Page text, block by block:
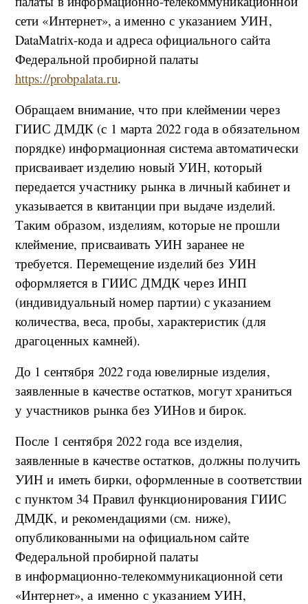
сети «Интернет», а именно с указанием УИН,
DataMatrix-кода и адреса официального сайта
Федеральной пробирной палаты
https://probpalata.ru.
Обращаем внимание, что при клеймении через
ГИИС ДМДК (с 1 марта 2022 года в обязательном
порядке) информационная система автоматически
присваивает изделию новый УИН, который
передается участнику рынка в личный кабинет и
указывается в квитанции при выдаче изделий.
Таким образом, изделиям, которые не прошли
клеймение, присваивать УИН заранее не
требуется. Перемещение изделий без УИН
оформляется в ГИИС ДМДК через ИНП
(индивидуальный номер партии) с указанием
количества, веса, пробы, характеристик (для
драгоценных камней).
До 1 сентября 2022 года ювелирные изделия,
заявленные в качестве остатков, могут храниться
у участников рынка без УИНов и бирок.
После 1 сентября 2022 года все изделия,
заявленные в качестве остатков, должны получить
УИН и иметь бирки, оформленные в соответствии
с пунктом 34 Правил функционирования ГИИС
ДМДК, и рекомендациями (см. ниже),
опубликованными на официальном сайте
Федеральной пробирной палаты
в информационно-телекоммуникационной сети
«Интернет», а именно с указанием УИН,